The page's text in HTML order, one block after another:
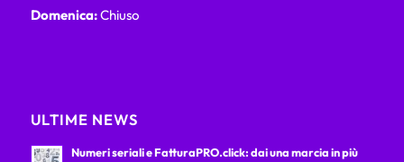
Domenica:Chiuso
ULTIME NEWS
Numeri seriali e FatturaPRO.click: dai una marcia in più